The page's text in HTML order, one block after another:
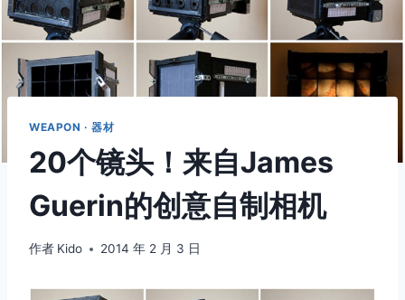
WEAPON · 器材
20个镜头！来自James
Guerin的创意自制相机
作者 Kido 2014 年 2 月 3 日